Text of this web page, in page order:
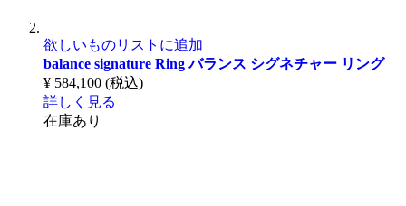
欲しいものリストに追加
balance signature Ringバランス シグネチャー リング
¥ 584,100 (税込)
詳しく見る
在庫あり